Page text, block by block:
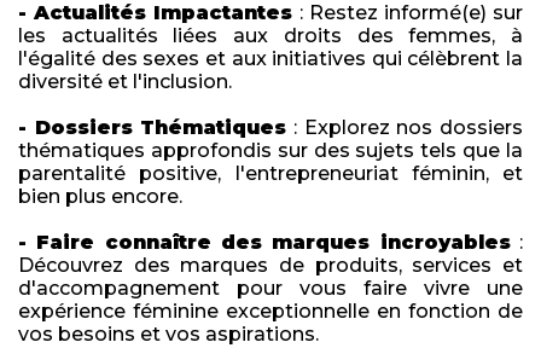
- Actualités Impactantes : Restez informé(e) sur
les actualités liées aux droits des femmes, à
l'égalité des sexes et aux initiatives qui célèbrent la
diversité et l'inclusion.
- Dossiers Thématiques : Explorez nos dossiers
thématiques approfondis sur des sujets tels que la
parentalité positive, l'entrepreneuriat féminin, et
bien plus encore.
- Faire connaître des marques incroyables:
Découvrez des marques de produits, services et
d'accompagnement pour vous faire vivre une
expérience féminine exceptionnelle en fonction de
vos besoins et vos aspirations.